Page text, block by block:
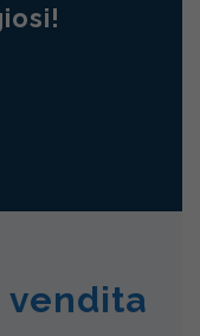
vendita